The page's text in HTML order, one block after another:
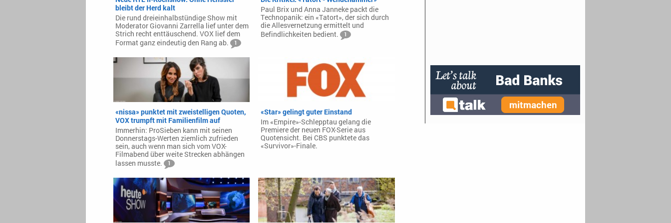
bleibt der Herd kalt
Die rund dreieinhalbstündige Show mit
Moderator Giovanni Zarrella lief unter dem
Strich recht enttäuschend. VOX lief dem
Format ganz eindeutig den Rang ab.
1
Paul Brix und Anna Janneke packt die
Technopanik: ein «Tatort», der sich durch
die Allesvernetzung ermittelt und
Befindlichkeiten bedient.
1
«nissa» punktet mit zweistelligen Quoten,
VOX trumpft mit Familienfilm auf
Immerhin: ProSieben kann mit seinen
Donnerstags-Werten ziemlich zufrieden
sein, auch wenn man sich vom VOX-
Filmabend über weite Strecken abhängen
lassen musste.
1
«Star» gelingt guter Einstand
Im «Empire»-Schlepptau gelang die
Premiere der neuen FOX-Serie aus
Quotensicht. Bei CBS punktete das
«Survivor»-Finale.